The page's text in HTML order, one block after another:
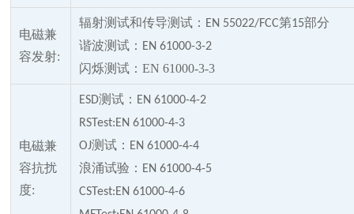
电磁兼
容发射:
辐射测试和传导测试： EN 55022/FCC第15部分
谐波测试： EN 61000-3-2
闪烁测试：EN 61000-3-3
电磁兼
容抗扰
度:
ESD测试： EN 61000-4-2
RSTest:EN 61000-4-3
OJ测试： EN 61000-4-4
浪涌试验： EN 61000-4-5
CSTest:EN 61000-4-6